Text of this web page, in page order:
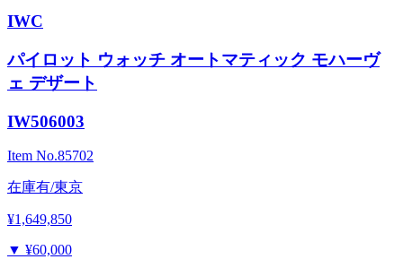
IWC
パイロット ウォッチ オートマティック モハーヴ
ェ デザート
IW506003
Item No.85702
在庫有/東京
¥1,649,850
▼ ¥60,000